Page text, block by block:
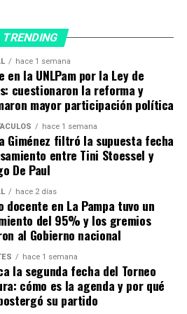
como este».
TRENDING
hace 1 semana
en la UNLPam por la Ley de
cuestionaron la reforma y
mayor participación política
hace 1 semana
Giménez filtró la supuesta fecha
entre Tini Stoessel y
De Paul
hace 2 días
docente en La Pampa tuvo un
del 95% y los gremios
al Gobierno nacional
hace 1 semana
la segunda fecha del Torneo
cómo es la agenda y por qué
su partido